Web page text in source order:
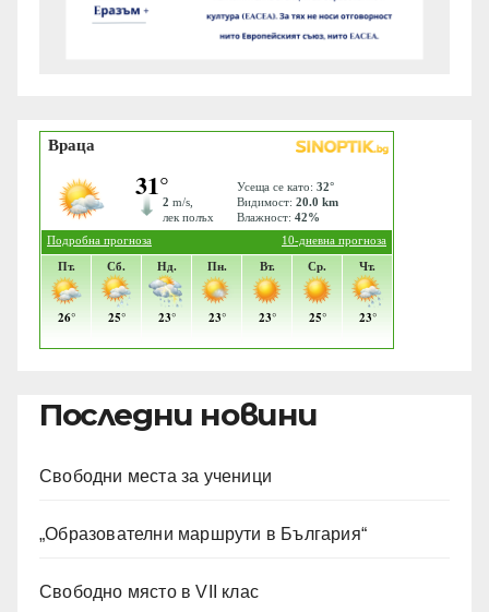
Последни новини
Свободни места за ученици
„Образователни маршрути в България“
Свободно място в VII клас